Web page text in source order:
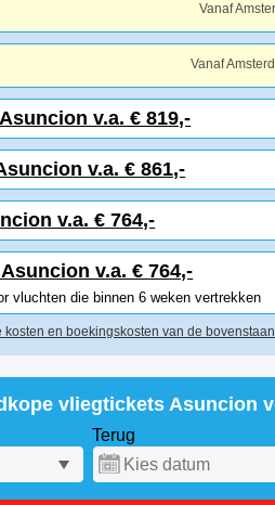
Vanaf
Vanaf
v.a. € 819,-
v.a. € 861,-
v.a. € 764,-
v.a. € 764,-
vluchten die binnen 6 weken vertrekken
kosten en boekingskosten van de
vliegtickets Asuncion
Terug